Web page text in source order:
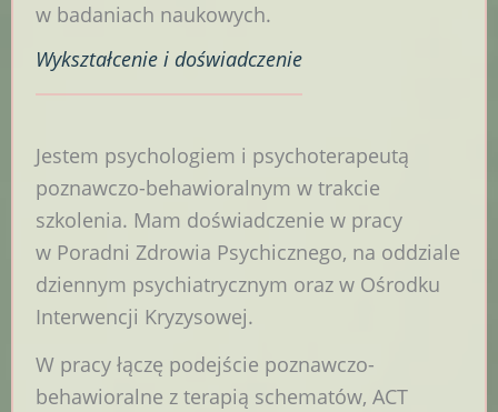
w badaniach naukowych.
Wykształcenie i doświadczenie
Jestem psychologiem i psychoterapeutą
poznawczo-behawioralnym w trakcie
szkolenia. Mam doświadczenie w pracy
w Poradni Zdrowia Psychicznego, na oddziale
dziennym psychiatrycznym oraz w Ośrodku
Interwencji Kryzysowej.
W pracy łączę podejście poznawczo-
behawioralne z terapią schematów, ACT